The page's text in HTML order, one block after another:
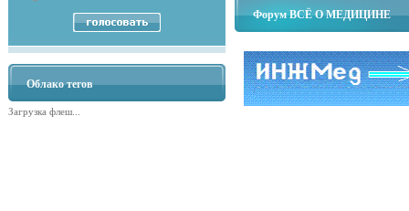
Облако тегов
Загрузка флеш...
Форум ВСЁ О МЕДИЦИНЕ